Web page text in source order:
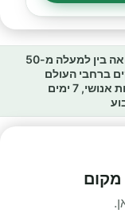
השוואה בין למעלה מ-50
ברחבי העולם
שירות אנושי, 7 ימים
מקום